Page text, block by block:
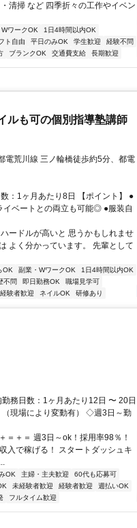
清掃 など 四季折々の工作やイベン
ワークOK
1日4時間以内OK
ト自由 平日のみOK 学生歓迎
経験不問
ブランクOK 交通費支給 長期歓迎
ルも可の個別指導塾講師
電荒川線 三ノ輪橋徒歩約5分、都電
：1ヶ月あたり8日 【ポイント】 ●
ベートとの両立も可能◎ ●服装自
ードルが高いと 思うかもしれませ
よく分かっています。 先輩として
OK 副業・WワークOK
1日4時間以内OK
不問 即日勤務OK
職場見学可
経験者歓迎 ネイルOK 研修あり
務日数：1ヶ月あたり12日 〜 20日
現場により変動有） ◇週3日～勤
＝＋＝ 週3日～ok！採用率98％！
入で稼げる！ スタートダッシュキ
OK 主婦・主夫歓迎
60代も応募可
未経験者歓迎 経験者歓迎
週払いOK
フルタイム歓迎